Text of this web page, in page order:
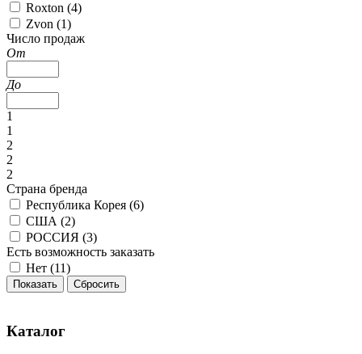
Roxton (4)
Zvon (1)
Число продаж
От
До
1
1
2
2
2
Страна бренда
Республика Корея (6)
США (2)
РОССИЯ (3)
Есть возможность заказать
Нет (11)
Каталог